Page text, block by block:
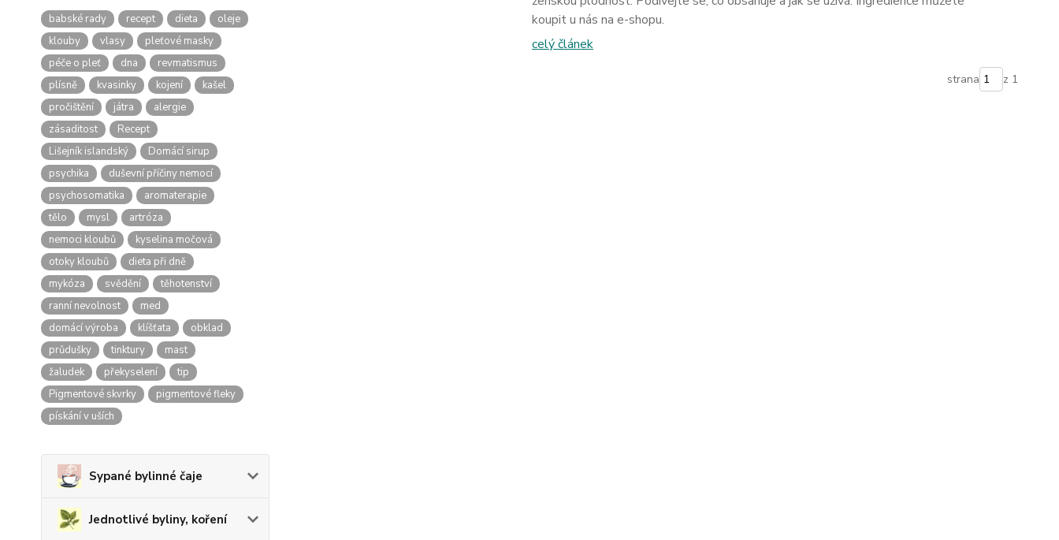
babské rady recept dieta
oleje
klouby
vlasy
pleťové masky
péče o pleť
dna
revmatismus
plísně
kvasinky kojení
kašel
pročištění
játra
alergie
zásaditost
Recept
Lišejník islandský
Domácí sirup
psychika
duševní příčiny nemocí
psychosomatika
aromaterapie
tělo
mysl
artróza
nemoci kloubů
kyselina močová
otoky kloubů
dieta při dně
mykóza
svědění
těhotenství
ranní nevolnost
med
domácí výroba
klíšťata
obklad
průdušky
tinktury
mast
žaludek
překyselení
tip
Pigmentové skvrky
pigmentové fleky
pískání v uších
Sypané bylinné čaje
Jednotlivé byliny, koření
koupit u nás na e-shopu.
celý článek
strana z 1